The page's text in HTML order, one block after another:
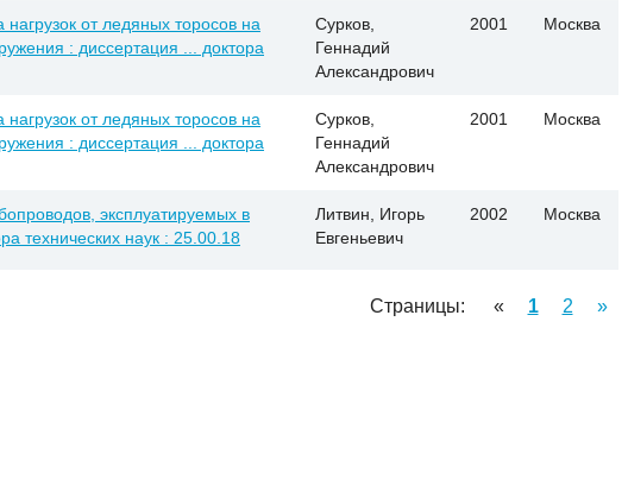
от ледяных торосов на
: диссертация ... доктора
Сурков,
Геннадий
Александрович
2001 Москва
от ледяных торосов на
: диссертация ... доктора
Сурков,
Геннадий
Александрович
2001 Москва
эксплуатируемых в
технических наук : 25.00.18
Литвин, Игорь
Евгеньевич
2002 Москва
Страницы: « 1 2 »